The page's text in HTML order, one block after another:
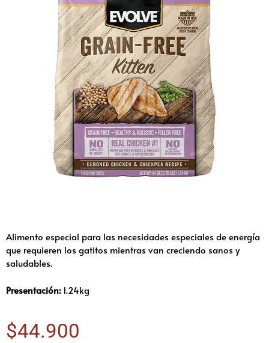
Alimento especial para las necesidades especiales de energía
que requieren los gatitos mientras van creciendo sanos y
saludables.
Presentación:1.24kg
$44.900